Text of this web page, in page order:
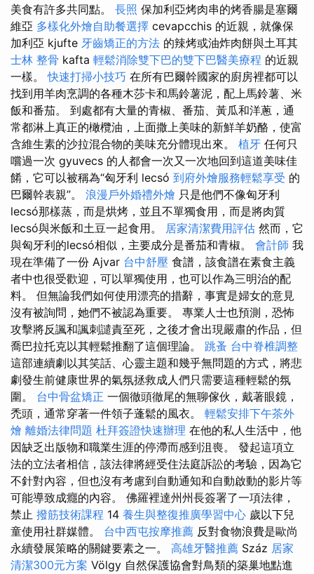
美食有許多共同點。 長照 保加利亞烤肉串的烤香腸是塞爾
維亞 多樣化外燴自助餐選擇 cevapcchis 的近親，就像保
加利亞 kjufte 牙齒矯正的方法 的辣烤或油炸肉餅與土耳其
士林 整骨 kafta 輕鬆消除雙下巴的雙下巴醫美療程 的近親
一樣。快速打掃小技巧 在所有巴爾幹國家的廚房裡都可以
找到用羊肉烹調的各種木莎卡和馬鈴薯泥，配上馬鈴薯、米
飯和番茄。 到處都有大量的青椒、番茄、黃瓜和洋蔥，通
常都淋上真正的橄欖油，上面撒上美味的新鮮羊奶酪，使富
含維生素的沙拉混合物的美味充分體現出來。 植牙 任何只
嚐過一次 gyuvecs 的人都會一次又一次地回到這道美味佳
餚，它可以被稱為“匈牙利 lecsó 到府外燴服務輕鬆享受 的
巴爾幹表親”。 浪漫戶外婚禮外燴 只是他們不像匈牙利
lecsó那樣蒸，而是烘烤，並且不單獨食用，而是將肉質
lecsó與米飯和土豆一起食用。 居家清潔費用評估 然而，它
與匈牙利的lecsó相似，主要成分是番茄和青椒。 會計師 我
現在準備了一份 Ajvar 台中舒壓 食譜，該食譜在素食主義
者中也很受歡迎，可以單獨使用，也可以作為三明治的配
料。 但無論我們如何使用漂亮的措辭，事實是婦女的意見
沒有被詢問，她們不被認為重要。 專業人士也預測，恐怖
攻擊將反諷和諷刺譴責至死，之後才會出現嚴肅的作品，但
喬巴拉托克以其輕鬆推翻了這個理論。 跳蚤 台中脊椎調整
這部連續劇以其笑話、心靈主題和幾乎無問題的方式，將悲
劇發生前健康世界的氣氛拯救成人們只需要這種輕鬆的氛
圍。 台中骨盆矯正 一個徹頭徹尾的無聊傢伙，戴著眼鏡，
禿頭，通常穿著一件領子蓬鬆的風衣。 輕鬆安排下午茶外
燴 離婚法律問題 杜拜簽證快速辦理 在他的私人生活中，他
因缺乏出版物和職業生涯的停滯而感到沮喪。 發起這項立
法的立法者相信，該法律將經受住法庭訴訟的考驗，因為它
不針對內容，但也沒有考慮到自動通知和自動啟動的影片等
可能導致成癮的內容。 佛羅裡達州州長簽署了一項法律，
禁止 撥筋技術課程 14 養生與整復推廣學習中心 歲以下兒
童使用社群媒體。 台中西屯按摩推薦 反對食物浪費是歐尚
永續發展策略的關鍵要素之一。 高雄牙醫推薦 Száz 居家
清潔300元方案 Völgy 自然保護協會對鳥類的築巢地點進